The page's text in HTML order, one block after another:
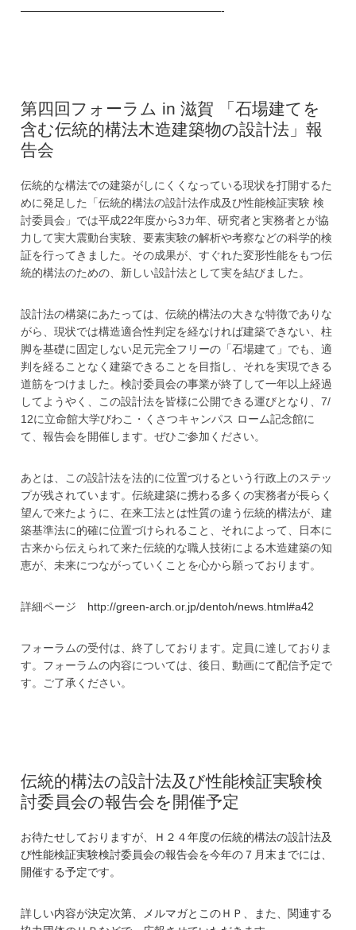
——————————————————-
第四回フォーラム in 滋賀 「石場建てを
含む伝統的構法木造建築物の設計法」報
告会
伝統的な構法での建築がしにくくなっている現状を打開するた
めに発足した「伝統的構法の設計法作成及び性能検証実験 検
討委員会」では平成22年度から3カ年、研究者と実務者とが協
力して実大震動台実験、要素実験の解析や考察などの科学的検
証を行ってきました。その成果が、すぐれた変形性能をもつ伝
統的構法のための、新しい設計法として実を結びました。
設計法の構築にあたっては、伝統的構法の大きな特徴でありな
がら、現状では構造適合性判定を経なければ建築できない、柱
脚を基礎に固定しない足元完全フリーの「石場建て」でも、適
判を経ることなく建築できることを目指し、それを実現できる
道筋をつけました。検討委員会の事業が終了して一年以上経過
してようやく、この設計法を皆様に公開できる運びとなり、7/
12に立命館大学びわこ・くさつキャンパス ローム記念館に
て、報告会を開催します。ぜひご参加ください。
あとは、この設計法を法的に位置づけるという行政上のステッ
プが残されています。伝統建築に携わる多くの実務者が長らく
望んで来たように、在来工法とは性質の違う伝統的構法が、建
築基準法に的確に位置づけられること、それによって、日本に
古来から伝えられて来た伝統的な職人技術による木造建築の知
恵が、未来につながっていくことを心から願っております。
詳細ページ http://green-arch.or.jp/dentoh/news.html#a42
フォーラムの受付は、終了しております。定員に達しておりま
す。フォーラムの内容については、後日、動画にて配信予定で
す。ご了承ください。
伝統的構法の設計法及び性能検証実験検
討委員会の報告会を開催予定
お待たせしておりますが、Ｈ２４年度の伝統的構法の設計法及
び性能検証実験検討委員会の報告会を今年の７月末までには、
開催する予定です。
詳しい内容が決定次第、メルマガとこのＨＰ、また、関連する